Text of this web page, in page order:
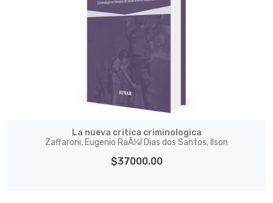
La nueva critica criminologica
Zaffaroni, Eugenio RaÃ¼l Dias dos Santos, Ilson
$37000.00